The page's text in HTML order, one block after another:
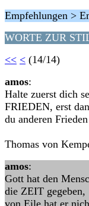
Empfehlungen >
WORTE ZUR
<< < (14/14)
amos:
Halte zuerst dich
FRIEDEN, erst
du anderen
Thomas von
amos:
Gott hat den
die ZEIT gegeben,
von Eile hat er